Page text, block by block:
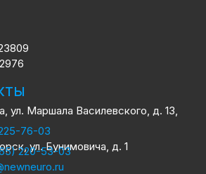
ул. Маршала Василевского, д. 13,
76-03
ул. Бунимовича, д. 1
220-53-03